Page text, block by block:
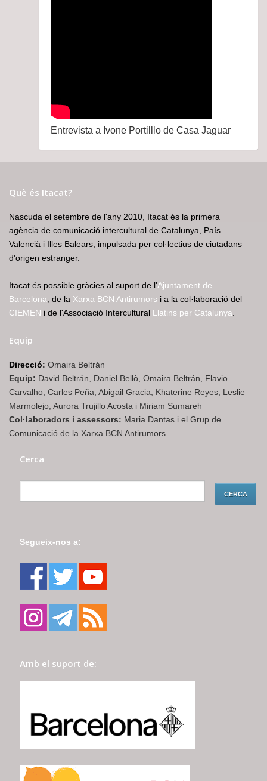
Entrevista a Ivone Portilllo de Casa Jaguar
Què és Itacat?
Nascuda el setembre de l'any 2010, Itacat és la primera
agència de comunicació intercultural de Catalunya, País
Valencià i Illes Balears, impulsada per col·lectius de ciutadans
d'origen estranger.
Itacat és possible gràcies al suport de l'Ajuntament de
Barcelona , de la Xarxa BCN Antirumors i a la col·laboració del
CIEMEN i de l'Associació Intercultural Llatins per Catalunya
Equip
Direcció: Omaira Beltrán
Equip: David Beltrán, Daniel Bellò, Omaira Beltrán, Flavio
Carvalho, Carles Peña, Abigail Gracia, Khaterine Reyes, Leslie
Marmolejo, Aurora Trujillo Acosta i Miriam Sumareh
Col·laboradors i assessors: Maria Dantas i el Grup de
Comunicació de la Xarxa BCN Antirumors
Cerca
Segueix-nos a:
Amb el suport de: